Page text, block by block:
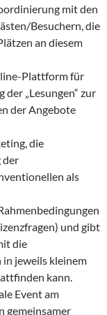
mit den
Besuchern, die
an diesem
Plattform für
„Lesungen“ zur
der Angebote
die
der
als
und gibt
die
jeweils kleinem
kann.
Event am
gemeinsamer